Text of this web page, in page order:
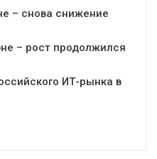
– снова снижение
– рост продолжился
ИТ-рынка в